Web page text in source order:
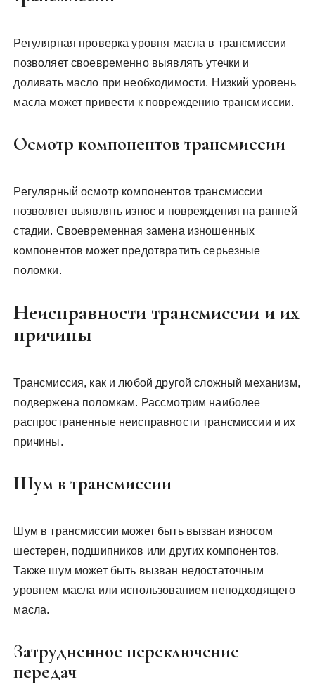
Регулярная проверка уровня масла в трансмиссии
позволяет своевременно выявлять утечки и
доливать масло при необходимости. Низкий уровень
масла может привести к повреждению трансмиссии.
Осмотр компонентов трансмиссии
Регулярный осмотр компонентов трансмиссии
позволяет выявлять износ и повреждения на ранней
стадии. Своевременная замена изношенных
компонентов может предотвратить серьезные
поломки.
Неисправности трансмиссии и их
причины
Трансмиссия, как и любой другой сложный механизм,
подвержена поломкам. Рассмотрим наиболее
распространенные неисправности трансмиссии и их
причины.
Шум в трансмиссии
Шум в трансмиссии может быть вызван износом
шестерен, подшипников или других компонентов.
Также шум может быть вызван недостаточным
уровнем масла или использованием неподходящего
масла.
Затрудненное переключение
передач